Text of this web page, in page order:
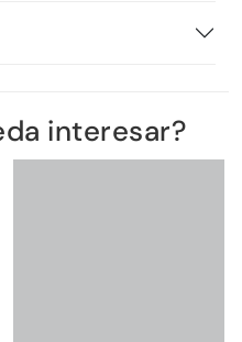
interesar?